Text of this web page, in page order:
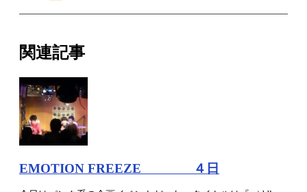
関連記事
EMOTION FREEZE ４日